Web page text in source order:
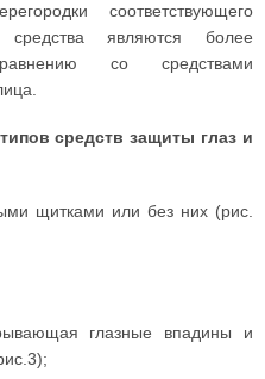
соответствующего
являются более
со средствами
средств защиты глаз и
щитками или без них (рис.
глазные впадины и